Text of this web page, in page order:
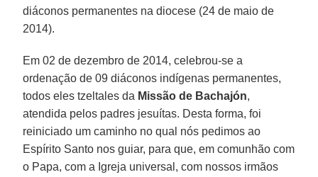
diáconos permanentes na diocese (24 de maio de
2014).
Em 02 de dezembro de 2014, celebrou-se a
ordenação de 09 diáconos indígenas permanentes,
todos eles tzeltales da Missão de Bachajón,
atendida pelos padres jesuítas. Desta forma, foi
reiniciado um caminho no qual nós pedimos ao
Espírito Santo nos guiar, para que, em comunhão com
o Papa, com a Igreja universal, com nossos irmãos